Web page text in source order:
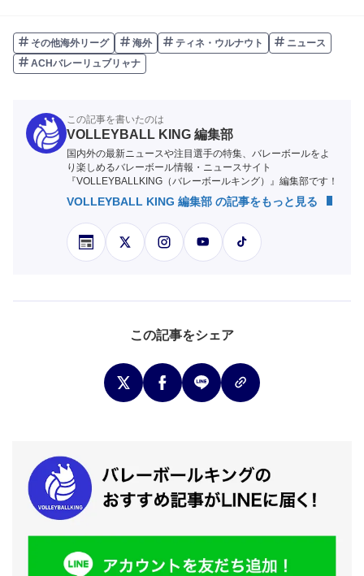
その他海外リーグ 海外 ティネ・ウルナウト
ニュース
ACHバレーリュブリャナ
この記事を書いたのは
VOLLEYBALL KING 編集部
国内外の最新ニュースや注目選手の特集、バレーボールをよ
り楽しめるバレーボール情報・ニュースサイト
『VOLLEYBALLKING（バレーボールキング）』編集部です！
VOLLEYBALL KING 編集部 の記事をもっと見る
この記事をシェア